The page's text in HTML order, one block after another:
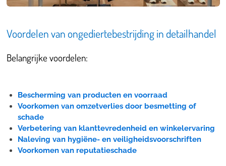
Voordelen van ongediertebestrijding in detailhandel
Belangrijke voordelen:
Bescherming van producten en voorraad
Voorkomen van omzetverlies door besmetting of
schade
Verbetering van klanttevredenheid en winkelervaring
Naleving van hygiëne- en veiligheidsvoorschriften
Voorkomen van reputatieschade